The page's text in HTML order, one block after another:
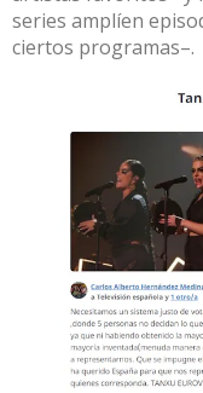
series amplíen
ciertos programas–.